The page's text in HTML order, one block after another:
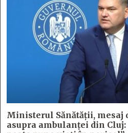
Ministerul Sănătății, mesaj
asupra ambulanței din